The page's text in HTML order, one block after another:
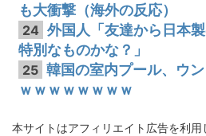
も大衝撃（海外の反応）
24 外国人「友達から日本
特別なものかな？」
25 韓国の室内プール、ウ
ｗｗｗｗｗｗｗｗ
本サイトはアフィリエイト広告を利用